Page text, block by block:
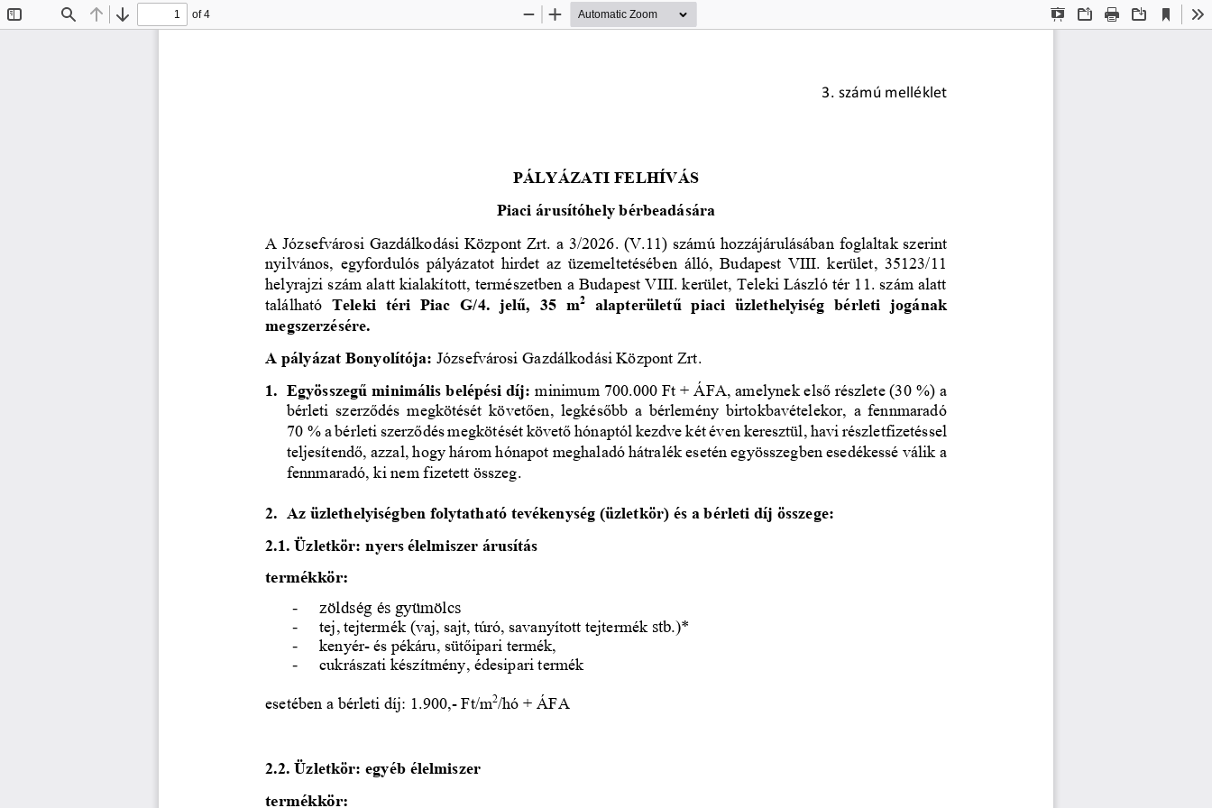
Find Previous
Next
of 4
Presentation
OpenPrint Download
Current
View
Zoom
Zoom
3. számú melléklet
PÁLYÁZATI FELHÍVÁS
Piaci árusítóhely bérbeadására
A Józsefvárosi Gazdálkodási Központ Zrt. a 3/2026. (V 11) számú hozzájárulásában foglaltak szerint
nyilvános,  egyfordulós  pályázatot  hirdet  az  üzemeltetésében  álló,  Budapest  VIII.  kerület,  35123/11
helyrajzi szám alatt kialakított, természetben a Budapest VIII. kerület, Teleki László tér 11. szám alatt
található Teleki  téri  Piac  G/4.  jelű,  35  m2
alapterületű  piaci  üzlethelyiség  bérleti  jogának
megszerzésére.
A pályázat Bonyolítója: Józsefvárosi Gazdálkodási Központ Zrt.
1. Egyösszegű minimális belépési díj: minimum 700 .000 Ft + ÁFA, amelynek első részlete (30 %) a
bérleti szerződés megkötését követően, legkésőbb a bérlemény birtokbavételekor, a fennmaradó
70 % a bérleti szerződés megkötését követő hónaptól kezdve két éven keresztül, havi részletfizetéssel
teljesítendő, azzal, hogy három hónapot meghaladó hátralék esetén egyösszegben esedékessé válik a
fennmaradó, ki nem fizetett összeg.
2.
Az üzlethelyiségben folytatható tevékenység (üzletkör) és a bérleti díj összege:
2.1. Üzletkör: nyersélelmiszer árusítás
termékkör:
-
zöldség és gyümölcs
-
tej, tejtermék (vaj, sajt, túró, savanyított tejtermék stb.)*
-
kenyér-és pékáru, sütőipari termék,
-
cukrászati készítmény, édesipari termék
esetében a bérleti díj: 1. 900 ,- Ft/m2/hó + ÁFA
2.2. Üzletkör: egyéb élelmiszer
termékkör: